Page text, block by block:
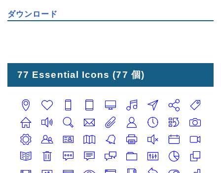
ダウンロード
77 Essential Icons (77 個)